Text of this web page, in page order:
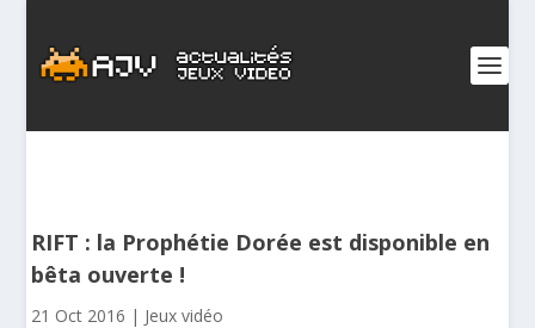
RIFT : la Prophétie Dorée est disponible en
bêta ouverte !
21 Oct 2016 | Jeux vidéo